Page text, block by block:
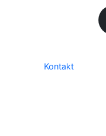
Kontakt